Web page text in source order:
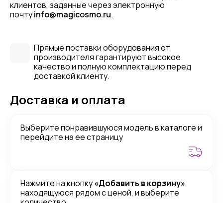
клиентов, заданные через электронную
почтуinfo@magicosmo.ru.
Прямые поставки оборудования от
производителя гарантируют высокое
качество и полную комплектацию перед
доставкой клиенту.
Доставка и оплата
Выберите понравившуюся модель в каталоге и
перейдите на ее страницу
Нажмите на кнопку«Добавить в корзину»,
находящуюся рядом с ценой, и выберите